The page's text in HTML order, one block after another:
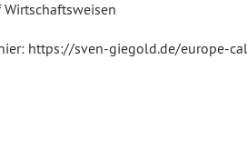
https://sven-giegold.de/europe-